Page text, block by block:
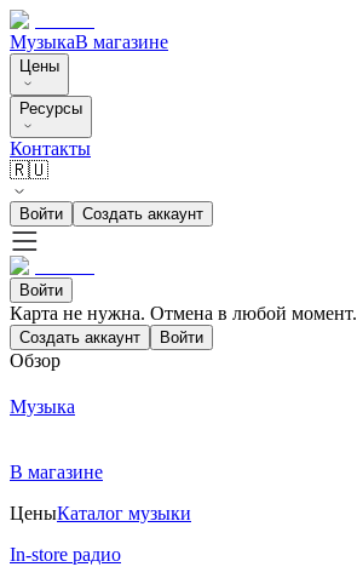
МузыкаВ магазине
Цены
Ресурсы
Контакты
🇷🇺
Войти Создать аккаунт
Войти
Карта не нужна. Отмена в любой момент.
Создать аккаунт Войти
Обзор
Музыка
В магазине
ЦеныКаталог музыки
In-store радио